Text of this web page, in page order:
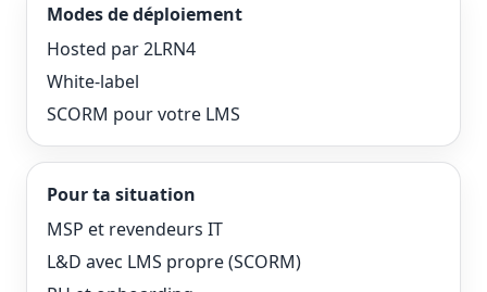
Modes de déploiement
Hosted par 2LRN4
White-label
SCORM pour votre LMS
Pour ta situation
MSP et revendeurs IT
L&D avec LMS propre (SCORM)